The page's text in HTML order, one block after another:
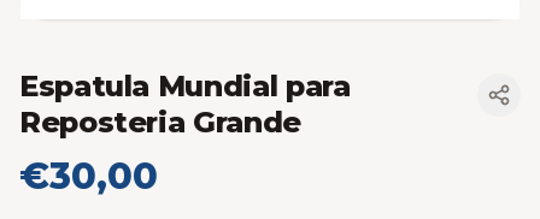
Espatula Mundial para
Reposteria Grande
€30,00